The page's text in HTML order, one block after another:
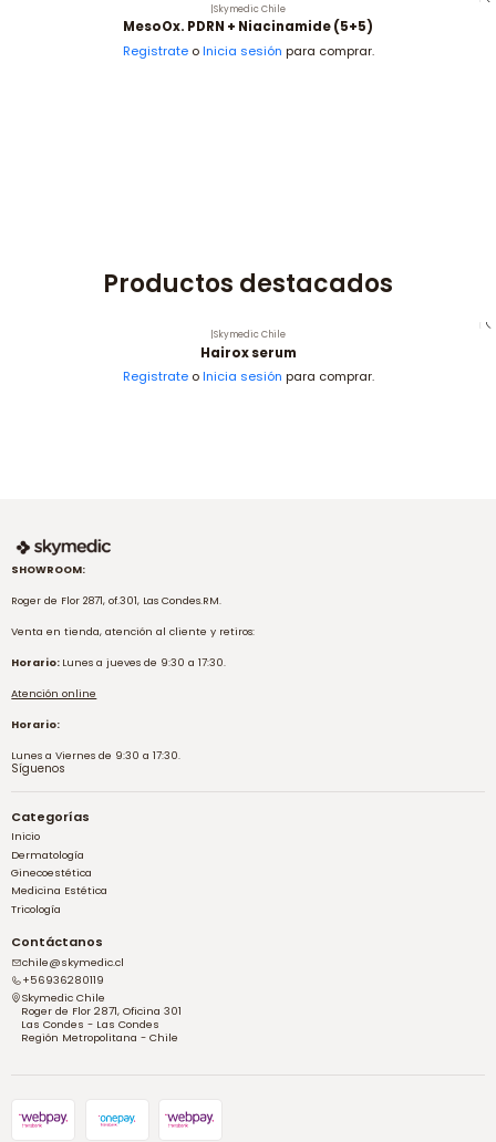
|Skymedic Chile
MesoOx. PDRN + Niacinamide (5+5)
Registrateo Inicia sesión para comprar.
Productos destacados
|Skymedic Chile
Hairox serum
Registrateo Inicia sesión para comprar.
SHOWROOM:
Roger de Flor 2871, of.301, Las Condes.RM.
Venta en tienda, atención al cliente y retiros:
Horario: Lunes a jueves de 9:30 a 17:30.
Atención online
Horario:
Lunes a Viernes de 9:30 a 17:30.
Síguenos
Categorías
Inicio
Dermatología
Ginecoestética
Medicina Estética
Tricología
Contáctanos
chile@skymedic.cl
+56936280119
Skymedic Chile
Roger de Flor 2871, Oficina 301
Las Condes - Las Condes
Región Metropolitana - Chile